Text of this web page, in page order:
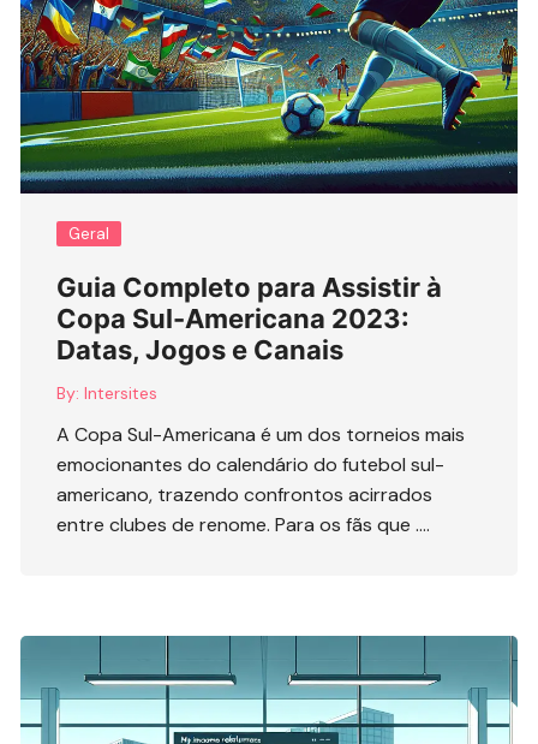
Geral
Guia Completo para Assistir à
Copa Sul-Americana 2023:
Datas, Jogos e Canais
By: Intersites
A Copa Sul-Americana é um dos torneios mais
emocionantes do calendário do futebol sul-
americano, trazendo confrontos acirrados
entre clubes de renome. Para os fãs que ….